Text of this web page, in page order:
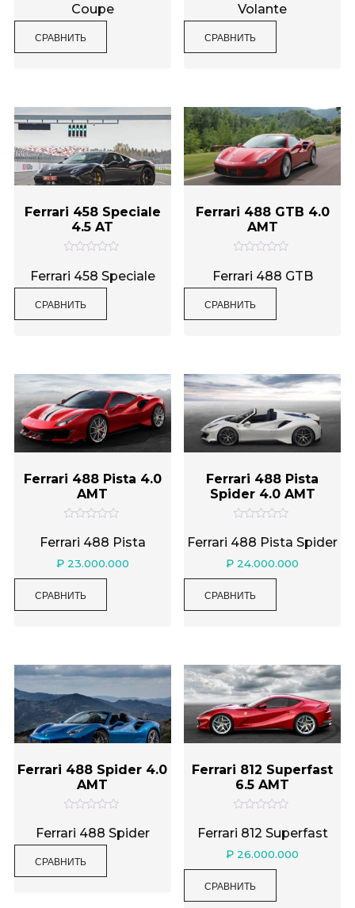
а
0
и
з
Coupe
СРАВНИТЬ
н
а
0
и
з
Volante
СРАВНИТЬ
Ferrari 458 Speciale
4.5 AT
ц
е
к
0
Ferrari 458 Speciale
СРАВНИТЬ
Ferrari 488 GTB 4.0
AMT
ц
е
к
0
Ferrari 488 GTB
СРАВНИТЬ
Ferrari 488 Pista 4.0
AMT
ц
е
н
к
а
0
и
з
Ferrari 488 Pista
₽23.000.000
СРАВНИТЬ
Ferrari 488 Pista
Spider 4.0 AMT
ц
е
н
к
а
0
и
з
Ferrari 488 Pista Spider
₽ 24.000.000
СРАВНИТЬ
Ferrari 488 Spider 4.0
AMT
ц
е
к
Ferrari 488 Spider
СРАВНИТЬ
Ferrari 812 Superfast
6.5 AMT
ц
е
н
к
а
0
и
з
Ferrari 812 Superfast
₽ 26.000.000
СРАВНИТЬ